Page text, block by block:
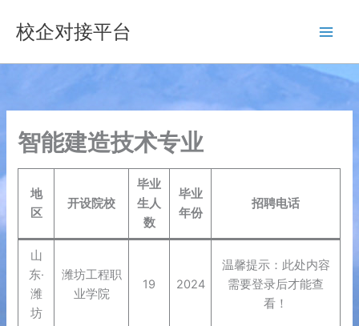
容
校企对接平台
智能建造技术专业
地
区
开设院校
毕业
生人
数
毕业
年份
招聘电话
山
东·
潍
坊
潍坊工程职
业学院
19 2024
温馨提示：此处内容
需要登录后才能查
看！